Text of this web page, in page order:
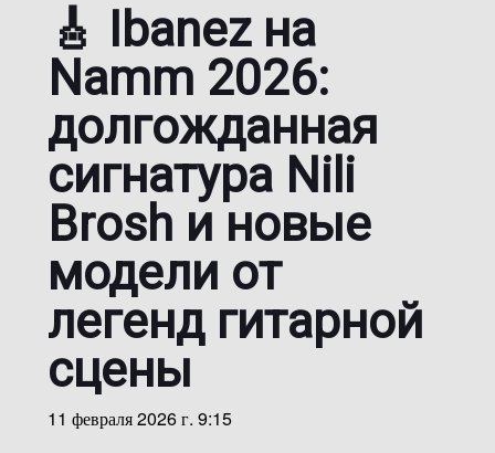
🎸 Ibanez на
Namm 2026:
долгожданная
сигнатура Nili
Brosh и новые
модели от
легенд гитарной
сцены
11 февраля 2026 г. 9:15